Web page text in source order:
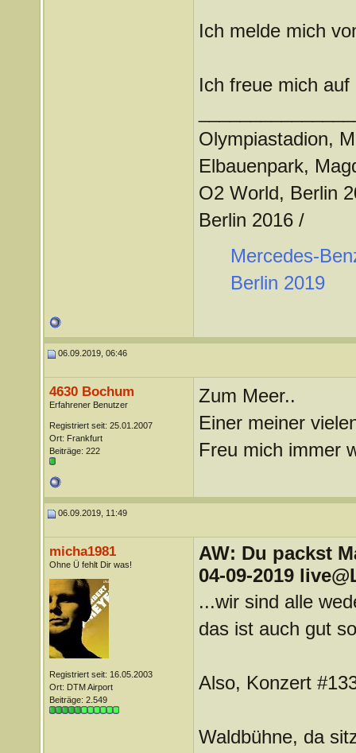
Ich melde mich
Ich freue mich
Olympiastadion,
Elbauenpark,
O2 World, Berlin
Berlin 2016 /
Mercedes-
Berlin 2019
06.09.2019, 06:46
4630 Bochum
Erfahrener Benutzer
Registriert seit: 25.01.2007
Ort: Frankfurt
Beiträge: 222
Zum Meer..
Einer meiner
Freu mich immer
06.09.2019, 11:49
micha1981
Ohne Ü fehlt Dir was!
Registriert seit: 16.05.2003
Ort: DTM Airport
Beiträge: 2.549
AW: Du packst
04-09-2019
...wir sind alle
das ist auch gut
Also, Konzert
Waldbühne, da